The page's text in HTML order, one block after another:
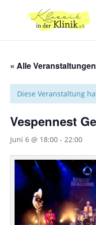
« Alle Veranstaltungen
Diese Veranstaltung
Vespennest
Juni 6 @ 18:00 - 22:00